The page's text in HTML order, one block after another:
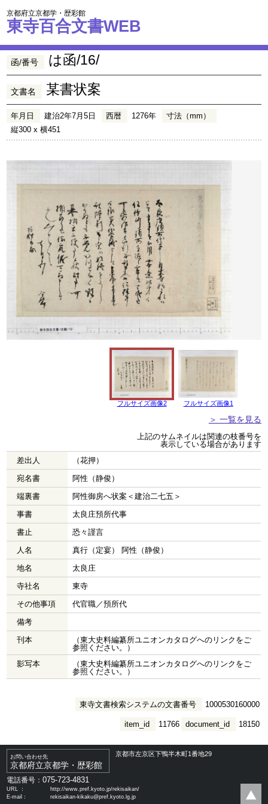
京都府立京都学・歴彩館
東寺百合文書WEB
函/番号 は函/16/
文書名 某書状案
年月日 建治2年7月5日 西暦 1276年
寸法（mm）
縦300 x 横451
フルサイズ画像2 フルサイズ画像1
＞ 一覧を見る
上記のサムネイルは関連の枝番号を
表示している場合があります
差出人
（花押）
宛名書
阿性（静俊）
端裏書
阿性御房へ状案＜建治二七五＞
事書
太良庄預所代事
書止
恐々謹言
人名
真行（定宴） 阿性（静俊）
地名
太良庄
寺社名
東寺
その他事項
代官職／預所代
備考
刊本
（東大史料編纂所ユニオンカタログへのリンクをご
参照ください。）
影写本
（東大史料編纂所ユニオンカタログへのリンクをご
参照ください。）
東寺文書検索システムの文書番号 1000530160000
document_id 18150
item_id 11766
お問い合わせ先
京都府立京都学・歴彩館
京都市左京区下鴨半木町1番地29
電話番号：075-723-4831
URL ：
http://www.pref.kyoto.jp/rekisaikan/
E-mail：
rekisaikan-kikaku@pref.kyoto.lg.jp